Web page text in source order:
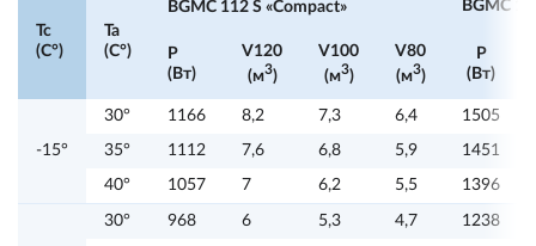
Tc
(C°)
Ta
(C°)
BGMC 112 S «Compact» BGMC
P
(Вт)
V120
(м3)
V100
(м3)
V80
(м3)
P
(Вт)
-15°
30° 1166 8,2 7,3 6,4 1505
35° 1112 7,6 6,8 5,9 1451
40° 1057 7 6,2 5,5 1396
30° 968 6 5,3 4,7 1238